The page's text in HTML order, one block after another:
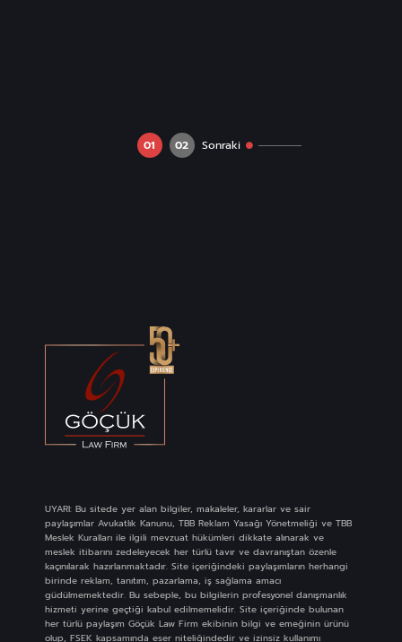
01 02 Sonraki
UYARI: Bu sitede yer alan bilgiler, makaleler, kararlar ve sair
paylaşımlar Avukatlık Kanunu, TBB Reklam Yasağı Yönetmeliği ve TBB
Meslek Kuralları ile ilgili mevzuat hükümleri dikkate alınarak ve
meslek itibarını zedeleyecek her türlü tavır ve davranıştan özenle
kaçınılarak hazırlanmaktadır. Site içeriğindeki paylaşımların herhangi
birinde reklam, tanıtım, pazarlama, iş sağlama amacı
güdülmemektedir. Bu sebeple, bu bilgilerin profesyonel danışmanlık
hizmeti yerine geçtiği kabul edilmemelidir. Site içeriğinde bulunan
her türlü paylaşım Göçük Law Firm ekibinin bilgi ve emeğinin ürünü
olup, FSEK kapsamında eser niteliğindedir ve izinsiz kullanımı